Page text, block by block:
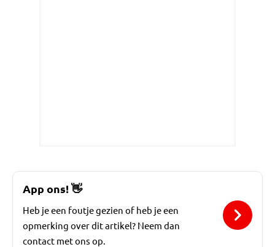
App ons!👋
Heb je een foutje gezien of heb je een
opmerking over dit artikel? Neem dan
contact met ons op.